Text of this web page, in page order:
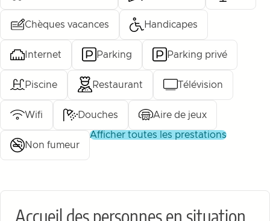
Chèques vacances Handicapes
Internet Parking Parking privé
Piscine Restaurant Télévision
Wifi Douches Aire de jeux
Non fumeur
afficher toutes les prestations
Accueil des personnes en situation